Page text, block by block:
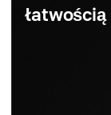
łatwością